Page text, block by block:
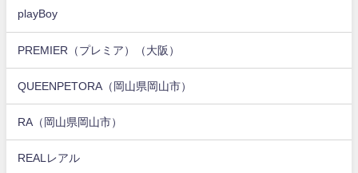
playBoy
PREMIER（プレミア）（大阪）
QUEENPETORA（岡山県岡山市）
RA（岡山県岡山市）
REALレアル